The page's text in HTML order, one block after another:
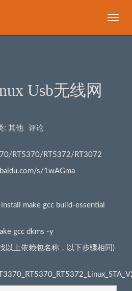
导
Usb无线网
: 其他 评论
RT5370/RT5372/RT3072
s/1wAGma
make gcc build-essential
gcc dkms -y
以上依赖包名称，以下步骤相同)